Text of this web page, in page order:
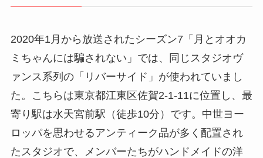
2020年1月から放送されたシーズン7「月とオオカ
ミちゃんには騙されない」では、同じスタジオヴ
ァンス系列の「リバーサイド」が使われていまし
た。こちらは東京都江東区佐賀2-1-11に位置し、最
寄り駅は水天宮前駅（徒歩10分）です。中世ヨー
ロッパを思わせるアンティーク品が多く配置され
たスタジオで、メンバーたちがハンドメイドの洋